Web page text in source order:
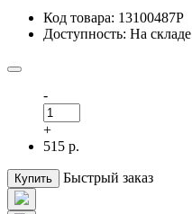
Код товара: 13100487Р
Доступность: На складе
-
+
515 р.
Купить Быстрый заказ